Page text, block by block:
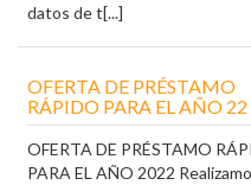
datos de t[...]
OFERTA DE PRÉSTAMO
RÁPIDO PARA EL AÑO 22
OFERTA DE PRÉSTAMO
PARA EL AÑO 2022